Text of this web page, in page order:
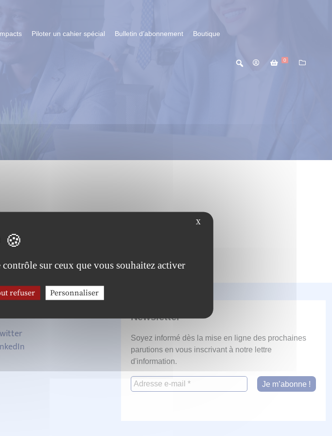
Piloter un cahier spécial Bulletin d’abonnement Boutique
0
Newsletter
Soyez informé dès la mise en ligne des prochaines
parutions en vous inscrivant à notre lettre
d'information.
X
sur ceux que vous souhaitez activer
refuser Personnaliser